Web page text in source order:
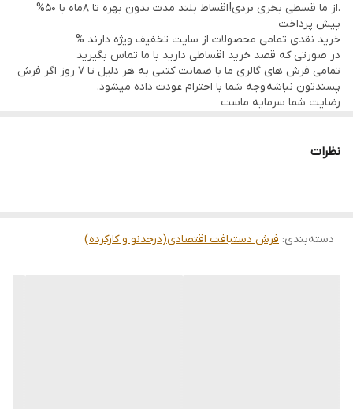
وضعیت کالا
.از ما قسطی بخری بردی! اقساط بلند مدت بدون بهره تا 8ماه با 50%
پیش پرداخت
خرید نقدی تمامی محصولات از سایت تخفیف ویژه دارند %
در صورتی که قصد خرید اقساطی دارید با ما تماس بگیرید
تمامی فرش های گالری ما با ضمانت کتبی به هر دلیل تا 7 روز اگر فرش
پسندتون نباشه وجه شما با احترام عودت داده میشود.
رضایت شما سرمایه ماست
از فلسطین اشعالی) پذیرفته میشود
نظرات
دسته‌بندی: فرش دستبافت اقتصادی(درحدنو و کارکرده)